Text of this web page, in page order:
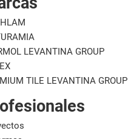
LEVANTINA GROUP
TILE LEVANTINA GROUP